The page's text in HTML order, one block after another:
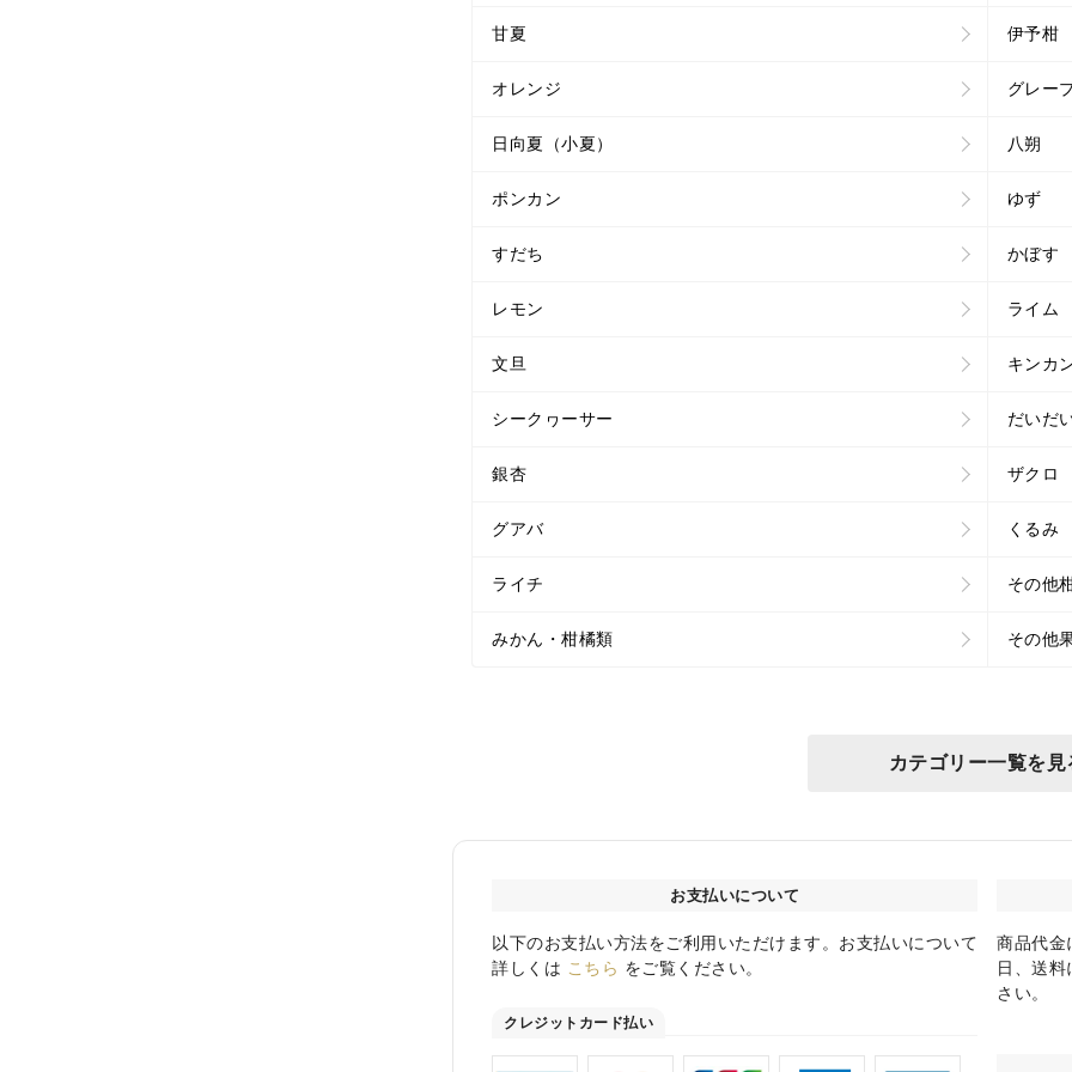
甘夏 伊予柑
オレンジ グレー
日向夏（小夏） 八朔
ポンカン ゆず
すだち かぼす
レモン ライム
文旦 キンカ
シークヮーサー だいだ
銀杏 ザクロ
グアバ くるみ
ライチ その他
みかん・柑橘類 その他
カテゴリー一覧を見
お支払いについて
以下のお支払い方法をご利用いただけます。お支払いについて
詳しくは こちら をご覧ください。
クレジットカード払い
商品代金
日、送
さい。